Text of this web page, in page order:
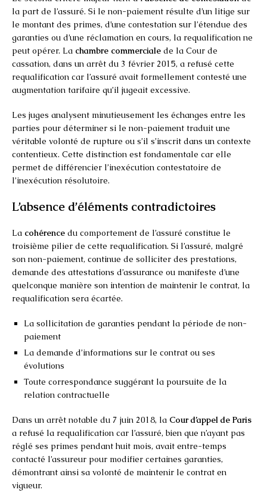
la part de l’assuré. Si le non-paiement résulte d’un litige sur
le montant des primes, d’une contestation sur l’étendue des
garanties ou d’une réclamation en cours, la requalification ne
peut opérer. La chambre commerciale de la Cour de
cassation, dans un arrêt du 3 février 2015, a refusé cette
requalification car l’assuré avait formellement contesté une
augmentation tarifaire qu’il jugeait excessive.
Les juges analysent minutieusement les échanges entre les
parties pour déterminer si le non-paiement traduit une
véritable volonté de rupture ou s’il s’inscrit dans un contexte
contentieux. Cette distinction est fondamentale car elle
permet de différencier l’inexécution contestatoire de
l’inexécution résolutoire.
L’absence d’éléments contradictoires
La cohérence du comportement de l’assuré constitue le
troisième pilier de cette requalification. Si l’assuré, malgré
son non-paiement, continue de solliciter des prestations,
demande des attestations d’assurance ou manifeste d’une
quelconque manière son intention de maintenir le contrat, la
requalification sera écartée.
La sollicitation de garanties pendant la période de non-
paiement
La demande d’informations sur le contrat ou ses
évolutions
Toute correspondance suggérant la poursuite de la
relation contractuelle
Dans un arrêt notable du 7 juin 2018, la Cour d’appel de Paris
a refusé la requalification car l’assuré, bien que n’ayant pas
réglé ses primes pendant huit mois, avait entre-temps
contacté l’assureur pour modifier certaines garanties,
démontrant ainsi sa volonté de maintenir le contrat en
vigueur.